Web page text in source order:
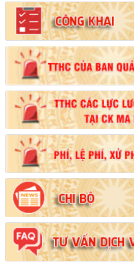
Số:102/2024/NĐ-CP
Tên:(Nghị định Quy định chi tiết thi
Đất đai)
Ngày ban hành: (21/08/2024)
Số:103/2024/NĐ-CP
(Nghị định Quy định về tiền sử